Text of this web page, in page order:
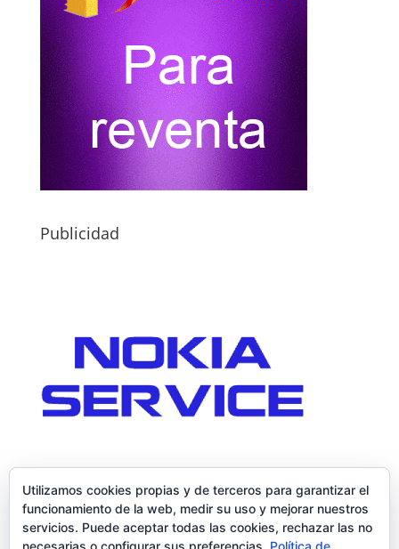
Publicidad
Utilizamos cookies propias y de terceros para garantizar el
funcionamiento de la web, medir su uso y mejorar nuestros
servicios. Puede aceptar todas las cookies, rechazar las no
necesarias o configurar sus preferencias. Política de